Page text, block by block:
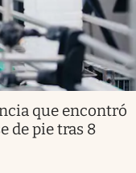
que encontró
de pie tras 8